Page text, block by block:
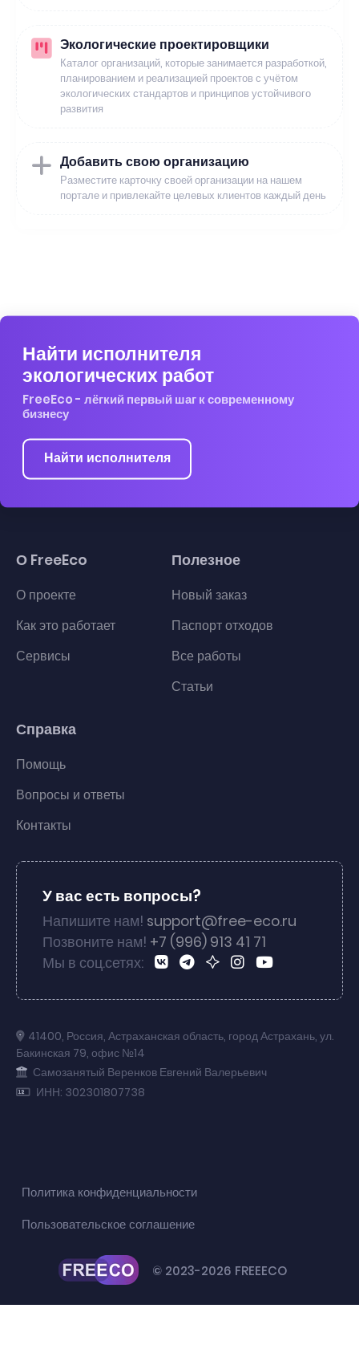
Экологические проектировщики
Каталог организаций, которые занимается разработкой,
планированием и реализацией проектов с учётом
экологических стандартов и принципов устойчивого
развития
Добавить свою организацию
Разместите карточку своей организации на нашем
портале и привлекайте целевых клиентов каждый день
Найти исполнителя
экологических работ
FreeEco - лёгкий первый шаг к современному
бизнесу
Найти исполнителя
О FreeEco
О проекте
Как это работает
Сервисы
Полезное
Новый заказ
Паспорт отходов
Все работы
Статьи
Справка
Помощь
Вопросы и ответы
Контакты
У вас есть вопросы?
Напишите нам! support@free-eco.ru
Позвоните нам! +7 (996) 913 41 71
Мы в соц.сетях:
41400, Россия, Астраханская область, город Астрахань, ул.
Бакинская 79, офис №14
Самозанятый Веренков Евгений Валерьевич
ИНН: 302301807738
© 2023-2026 FREEECO
Политика конфиденциальности
Пользовательское соглашение